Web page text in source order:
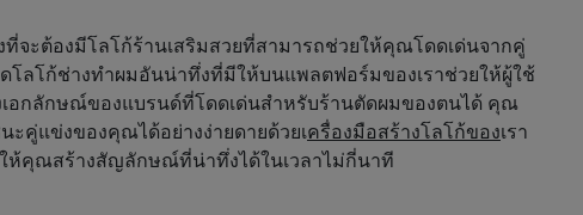
ที่จะต้องมีโลโก้ร้านเสริมสวยที่สามารถช่วยให้คุณโดดเด่นจากคู่
โลโก้ช่างทำผมอันน่าทึ่งที่มีให้บนแพลตฟอร์มของเราช่วยให้ผู้ใช้
เอกลักษณ์ของแบรนด์ที่โดดเด่นสำหรับร้านตัดผมของตนได้ คุณ
ะคู่แข่งของคุณได้อย่างง่ายดายด้วยเครื่องมือสร้างโลโก้ของเรา
ให้คุณสร้างสัญลักษณ์ที่น่าทึ่งได้ในเวลาไม่กี่นาที